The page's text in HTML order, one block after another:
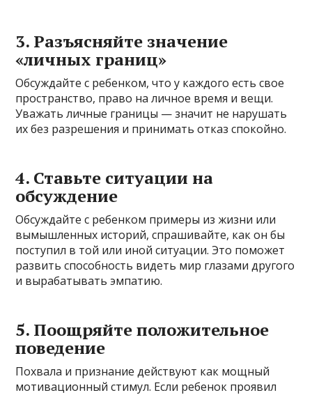
3. Разъясняйте значение
«личных границ»
Обсуждайте с ребенком, что у каждого есть свое
пространство, право на личное время и вещи.
Уважать личные границы — значит не нарушать
их без разрешения и принимать отказ спокойно.
4. Ставьте ситуации на
обсуждение
Обсуждайте с ребенком примеры из жизни или
вымышленных историй, спрашивайте, как он бы
поступил в той или иной ситуации. Это поможет
развить способность видеть мир глазами другого
и вырабатывать эмпатию.
5. Поощряйте положительное
поведение
Похвала и признание действуют как мощный
мотивационный стимул. Если ребенок проявил